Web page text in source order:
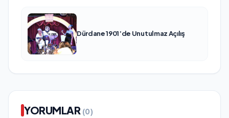
Dürdane 1901’de Unutulmaz Açılış
YORUMLAR (0)